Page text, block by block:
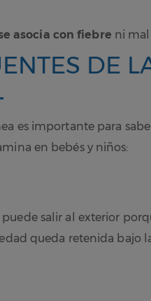
asocia con fiebre ni mal
DE
es importante para
en bebés y niños:
salir al exterior
queda retenida bajo